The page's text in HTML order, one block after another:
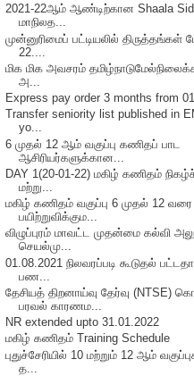
2021-22ஆம் ஆண்டிற்கான Shaala
மாநிலத...
முன்னுரிமைப் பட்டியலில்
22....
மிக மிக அவசரம்
அ...
Express pay order 3 months from
Transfer seniority list published in
yo...
6 முதல் 12 ஆம் வகுப்பு கணிதப் பாட
ஆசிரியர்களுக்கான...
DAY 1(20-01-22) மகிழ் கணிதம்
மற்று...
மகிழ் கணிதம் வகுப்பு 6 முதல் 12 வரை
பயிற்றுவிக்கும...
விழுப்புரம் மாவட்ட முதன்மை கல்வி
செயல்மு...
01.08.2021 நிலவரப்படி கூடுதல்
பண...
தேசியத் திறனாய்வு தேர்வு (NTSE)
பரவல் காரணம...
NR extended upto 31.01.2022
மகிழ் கணிதம் Training Schedule
புதுச்சேரியில் 10 மற்றும் 12 ஆம்
த...